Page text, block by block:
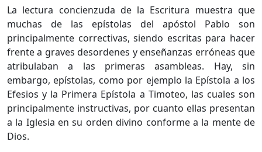
La lectura concienzuda de la Escritura muestra que
muchas de las epístolas del apóstol Pablo son
principalmente correctivas, siendo escritas para hacer
frente a graves desordenes y enseñanzas erróneas que
atribulaban a las primeras asambleas. Hay, sin
embargo, epístolas, como por ejemplo la Epístola a los
Efesios y la Primera Epístola a Timoteo, las cuales son
principalmente instructivas, por cuanto ellas presentan
a la Iglesia en su orden divino conforme a la mente de
Dios.